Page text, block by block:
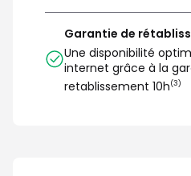
Garantie de
Une disponibilité
internet grâce à la
retablissement 10h(3)